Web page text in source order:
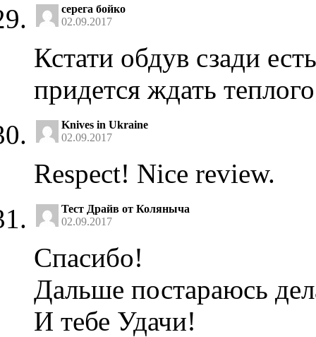
серега бойко
02.09.2017
Кстати обдув сзади
придется ждать
Knives in Ukraine
02.09.2017
Respect! Nice review.
Тест Драйв от Коляныча
02.09.2017
Спасибо!
Дальше постараюсь
И тебе Удачи!